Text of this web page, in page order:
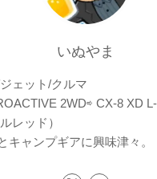
いぬやま
ェット/クルマ
2WD⇨ CX-8 XD
レッド）
キャンプギアに興味津々。